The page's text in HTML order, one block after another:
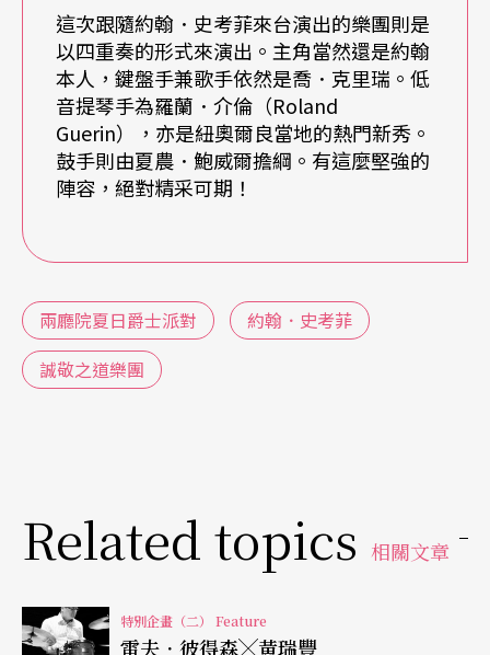
cock）等，這些爵士樂大師們在年輕時都曾加入過
邁爾士．戴維斯的樂團，經過他的熏陶與磨練，而
約翰．史考菲也不例外。在一九八二至一九八五年
期間，約翰跟隨著邁爾士一起進行世界巡迴演出並
且錄製唱片。約翰在這次訪談中也提到過去與邁爾
風格與對音樂的觀念及想法。在當時，約翰也因為
接下來，約翰除了繼續演奏傳統的爵士樂之外，也
開始嘗試將各種不同的音樂元素融入爵士樂的語彙
中，開創了之後Groove Jazz的風氣，影響了後輩樂
輯更率先將電子音樂與取樣（sample）等技術融入
這次跟隨約翰．史考菲來台演出的樂團則是
以四重奏的形式來演出。主角當然還是約翰
本人，鍵盤手兼歌手依然是喬．克里瑞。低
音提琴手為羅蘭．介倫（Roland
Guerin），亦是紐奧爾良當地的熱門新秀。
鼓手則由夏農．鮑威爾擔綱。有這麼堅強的
陣容，絕對精采可期！
兩廳院夏日爵士派對
約翰．史考菲
誠敬之道樂團
Related topics 相關文章
特別企畫（二） Feature
雷夫．彼得森╳黃瑞豐